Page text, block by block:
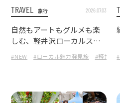
TRAVEL 旅行 2026.07.03
自然もアートもグルメも楽
しむ、軽井沢ローカルスポ
#NEW #ローカル魅力発見旅 #軽井沢